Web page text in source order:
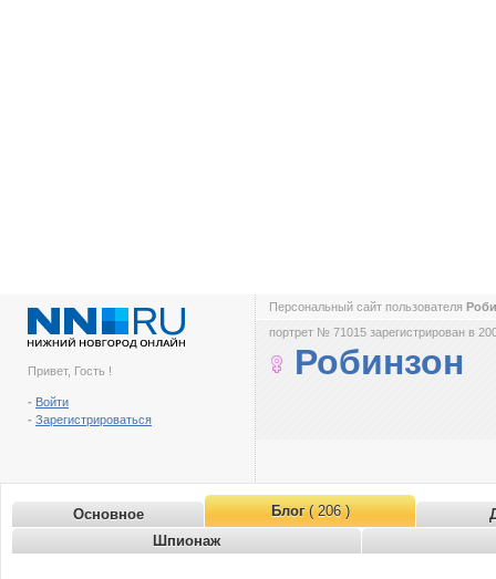
Привет, Гость !
- Войти
- Зарегистрироваться
Персональный сайт пользователя
портрет № 71015 зарегистрирован в
Робинзон
Основное Блог( 206 )
Шпионаж